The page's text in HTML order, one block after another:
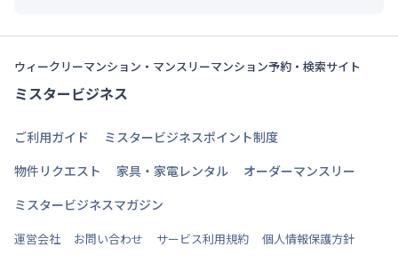
ウィークリーマンション・マンスリーマンション予約・検索サイト
ミスタービジネス
ご利用ガイド
ミスタービジネスポイント制度
物件リクエスト
家具・家電レンタル
オーダーマンスリー
ミスタービジネスマガジン
運営会社 お問い合わせ サービス利用規約
個人情報保護方針